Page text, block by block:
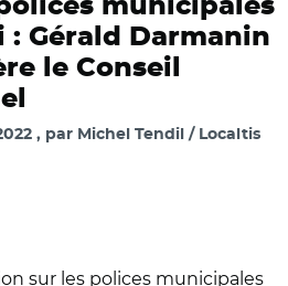
municipales
: Gérald Darmanin
le Conseil
par Michel Tendil / Localtis
sur les polices municipales